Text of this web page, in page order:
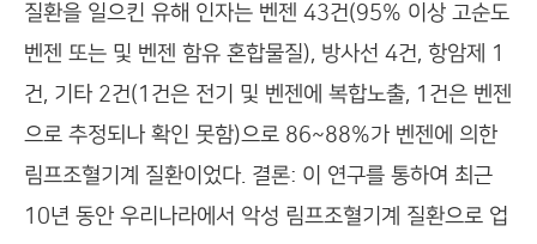
질환을 일으킨 유해 인자는 벤젠 43건(95% 이상 고순도
벤젠 또는 및 벤젠 함유 혼합물질), 방사선 4건, 항암제 1
건, 기타 2건(1건은 전기 및 벤젠에 복합노출, 1건은 벤젠
으로 추정되나 확인 못함)으로 86~88%가 벤젠에 의한
림프조혈기계 질환이었다. 결론: 이 연구를 통하여 최근
10년 동안 우리나라에서 악성 림프조혈기계 질환으로 업